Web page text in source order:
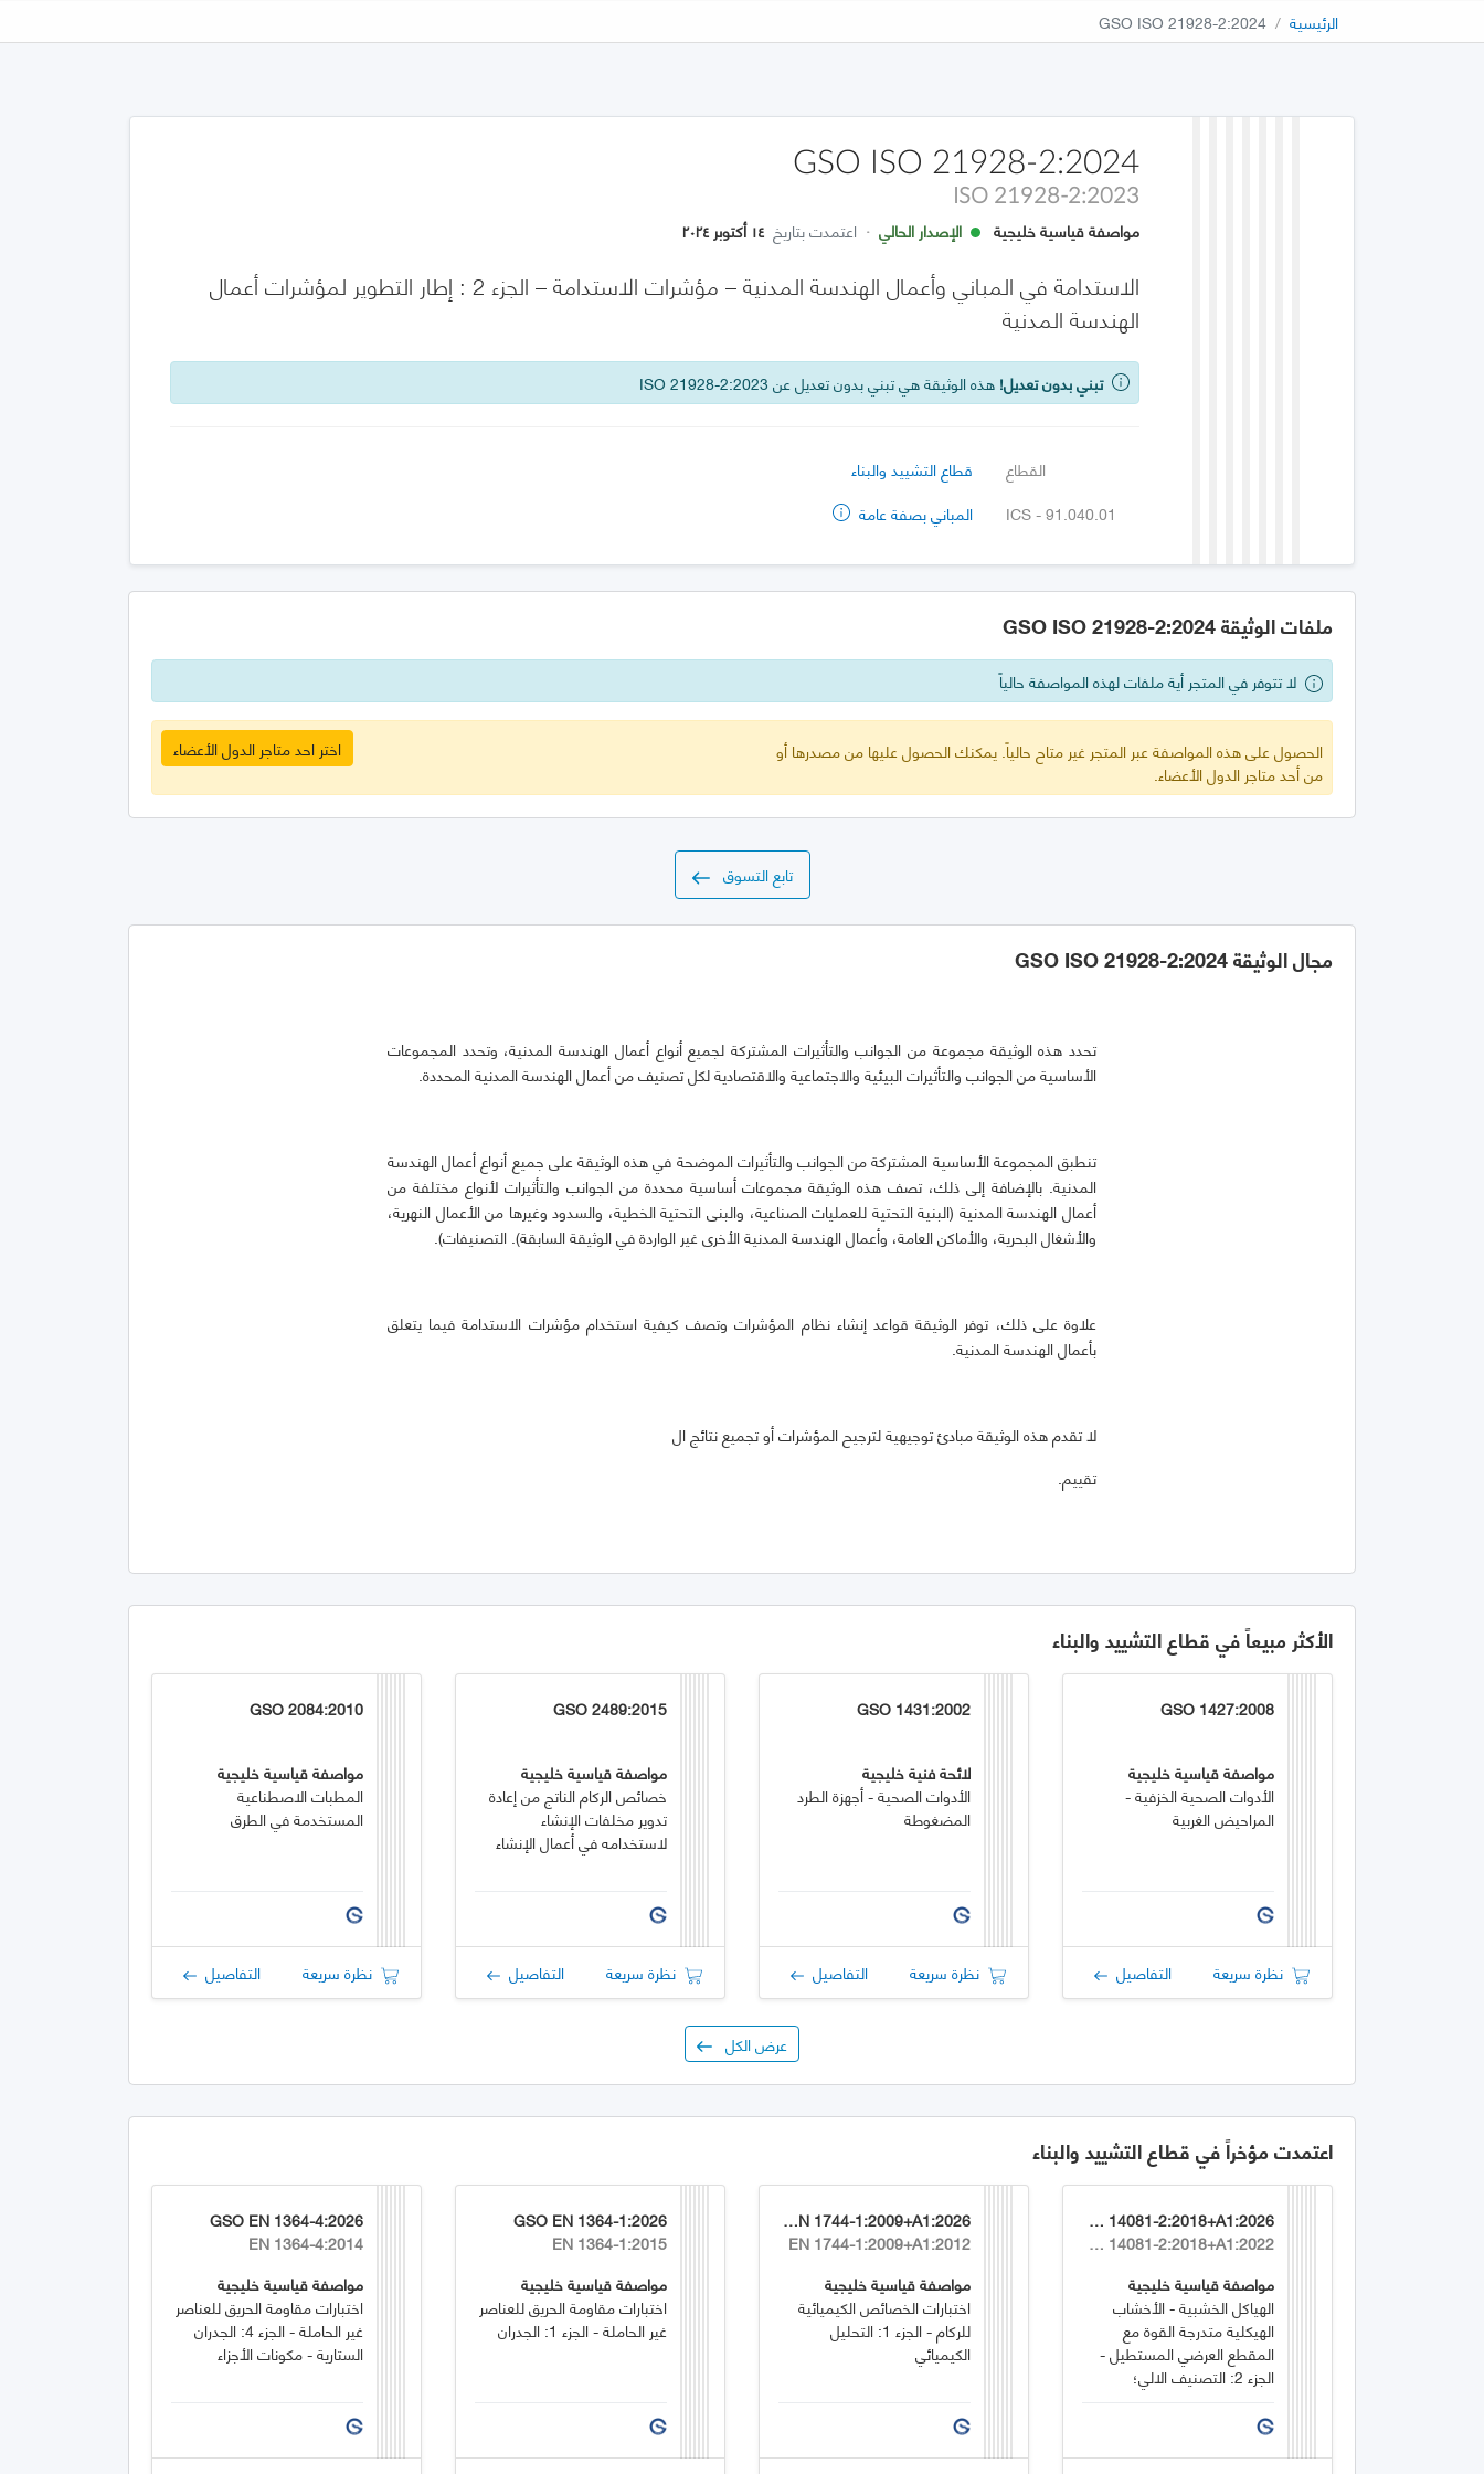
الرئيسية GSO ISO 21928-2:2024
GSO ISO 21928-2:2024
ISO 21928-2:2023
مواصفة قياسية خليجية الإصدار الحالي · اعتمدت بتاريخ ١٤ أكتوبر ٢٠٢٤
الاستدامة في المباني وأعمال الهندسة المدنية – مؤشرات الاستدامة – الجزء 2 : إطار التطوير لمؤشرات أعمال
الهندسة المدنية
تبني بدون تعديل! هذه الوثيقة هي تبني بدون تعديل عن ISO 21928-2:2023
القطاع
قطاع التشييد والبناء
ICS - 91.040.01
المباني بصفة عامة
ملفات الوثيقة GSO ISO 21928-2:2024
لا تتوفر في المتجر أية ملفات لهذه المواصفة حالياً
الحصول على هذه المواصفة عبر المتجر غير متاح حالياً. يمكنك الحصول عليها من مصدرها أو
من أحد متاجر الدول الأعضاء.
اختر احد متاجر الدول الأعضاء
تابع التسوق
مجال الوثيقة GSO ISO 21928-2:2024
تحدد هذه الوثيقة مجموعة من الجوانب والتأثيرات المشتركة لجميع أنواع أعمال الهندسة المدنية، وتحدد المجموعات
الأساسية من الجوانب والتأثيرات البيئية والاجتماعية والاقتصادية لكل تصنيف من أعمال الهندسة المدنية المحددة.
تنطبق المجموعة الأساسية المشتركة من الجوانب والتأثيرات الموضحة في هذه الوثيقة على جميع أنواع أعمال الهندسة
المدنية. بالإضافة إلى ذلك، تصف هذه الوثيقة مجموعات أساسية محددة من الجوانب والتأثيرات لأنواع مختلفة من
أعمال الهندسة المدنية (البنية التحتية للعمليات الصناعية، والبنى التحتية الخطية، والسدود وغيرها من الأعمال النهرية،
والأشغال البحرية، والأماكن العامة، وأعمال الهندسة المدنية الأخرى غير الواردة في الوثيقة السابقة). التصنيفات).
علاوة على ذلك، توفر الوثيقة قواعد إنشاء نظام المؤشرات وتصف كيفية استخدام مؤشرات الاستدامة فيما يتعلق
بأعمال الهندسة المدنية.
لا تقدم هذه الوثيقة مبادئ توجيهية لترجيح المؤشرات أو تجميع نتائج ال
تقييم.
الأكثر مبيعاً في قطاع التشييد والبناء
GSO 1427:2008
مواصفة قياسية خليجية
الأدوات الصحية الخزفية -
المراحيض الغربية
نظرة سريعة التفاصيل
GSO 1431:2002
لائحة فنية خليجية
الأدوات الصحية - أجهزة الطرد
المضغوطة
نظرة سريعة التفاصيل
GSO 2489:2015
مواصفة قياسية خليجية
خصائص الركام الناتج من إعادة
تدوير مخلفات الإنشاء
لاستخدامه في أعمال الإنشاء
نظرة سريعة التفاصيل
GSO 2084:2010
مواصفة قياسية خليجية
المطبات الاصطناعية
المستخدمة في الطرق
نظرة سريعة التفاصيل
عرض الكل
اعتمدت مؤخراً في قطاع التشييد والبناء
GSO EN 14081-2:2018+A1:2026
EN 14081-2:2018+A1:2022
مواصفة قياسية خليجية
الهياكل الخشبية - الأخشاب
الهيكلية متدرجة القوة مع
المقطع العرضي المستطيل -
الجزء 2: التصنيف الالي؛
متطلبات إضافية لاختبار النوع
GSO EN 1744-1:2009+A1:2026
EN 1744-1:2009+A1:2012
مواصفة قياسية خليجية
اختبارات الخصائص الكيميائية
للركام - الجزء 1: التحليل
الكيميائي
GSO EN 1364-1:2026
EN 1364-1:2015
مواصفة قياسية خليجية
اختبارات مقاومة الحريق للعناصر
غير الحاملة - الجزء 1: الجدران
GSO EN 1364-4:2026
EN 1364-4:2014
مواصفة قياسية خليجية
اختبارات مقاومة الحريق للعناصر
غير الحاملة - الجزء 4: الجدران
الستارية - مكونات الأجزاء